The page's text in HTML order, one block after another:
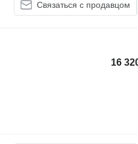
Связаться с продавцом
16